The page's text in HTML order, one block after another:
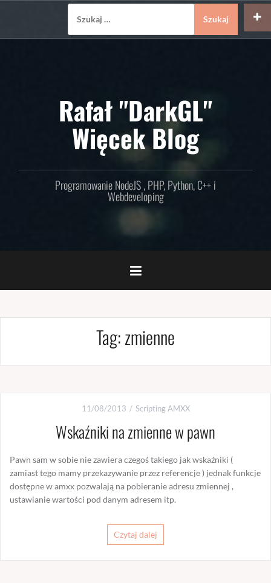
Rafał "DarkGL"
Więcek Blog
Programowanie NodeJS , PHP, Python, C++ i
Webdeveloping
Tag:zmienne
11/08/2013 Scripting AMXX
Wskaźniki na zmienne w pawn
Pawn sam w sobie nie zawiera czegoś takiego jak wskaźniki (
zamiast tego mamy przekazywanie przez referencje ) jednak funkcje
dostępne w amxx pozwalają na pobieranie adresu zmiennej ,
ustawianie wartości pod danym adresem itp.
Czytaj dalej